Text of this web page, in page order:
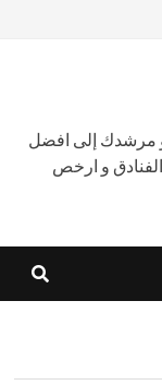
مرشدك إلى افضل
و ارخص